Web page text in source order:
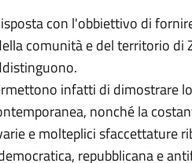
con l'obbiettivo di
comunità e del territorio di
infatti di dimostrare
nonché la
e molteplici sfaccettature
repubblicana e